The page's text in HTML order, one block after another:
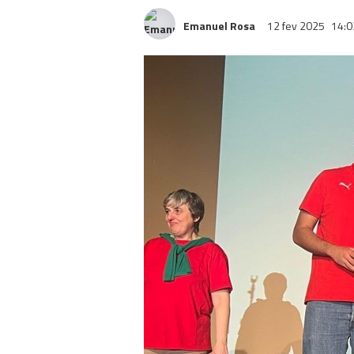
Emanuel Rosa 12 fev 2025